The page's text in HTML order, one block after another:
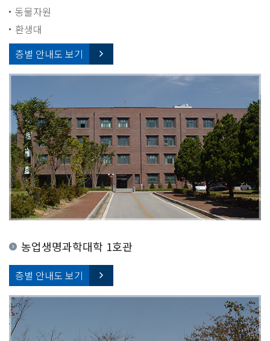
동물자원
환생대
층별 안내도 보기
농업생명과학대학 1호관
층별 안내도 보기